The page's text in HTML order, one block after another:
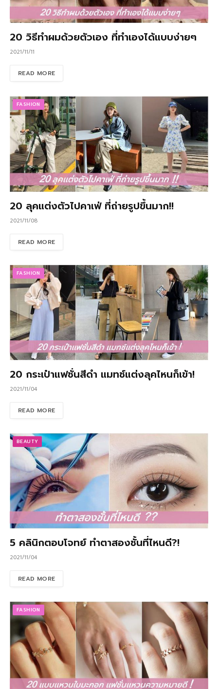
20 วิธีทำผมด้วยตัวเอง ที่ทำเองได้แบบง่ายๆ
2021/11/11
READ MORE
FASHION
20 ลุคแต่งตัวไปคาเฟ่ ที่ถ่ายรูปขึ้นมาก!!
2021/11/08
READ MORE
FASHION
20 กระเป๋าแฟชั่นสีดำ แมทช์แต่งลุคไหนก็เข้า!
2021/11/04
READ MORE
BEAUTY
5 คลินิกตอบโจทย์ ทำตาสองชั้นที่ไหนดี?!
2021/11/04
READ MORE
FASHION